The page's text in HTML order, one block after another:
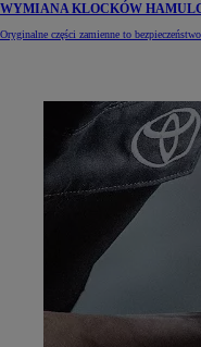
WYMIANA KLOCKÓW
Oryginalne części zamienne to